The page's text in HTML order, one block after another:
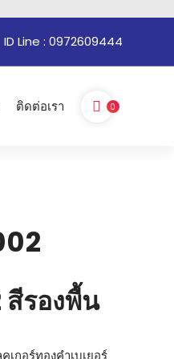
ID Line : 0972609444
ติดต่อเรา 0
สีรองพื้น
กอร์ทองคำเบเยอร์